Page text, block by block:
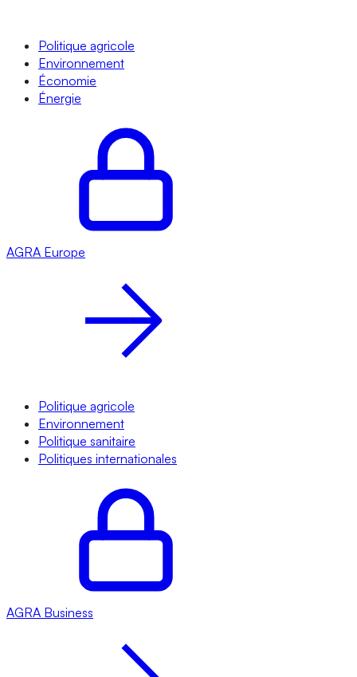
Politique agricole
Environnement
Économie
Énergie
AGRA Europe
Politique agricole
Environnement
Politique sanitaire
Politiques internationales
AGRA Business